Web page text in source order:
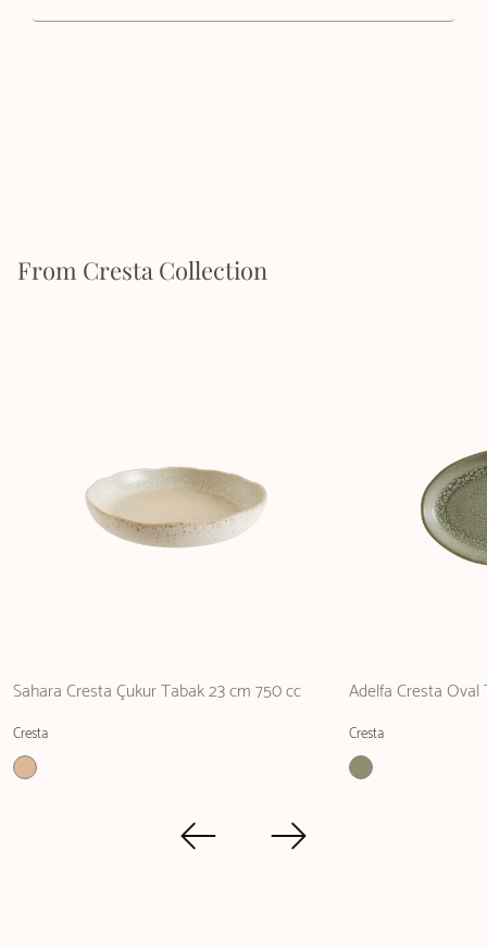
From Cresta Collection
Sahara Cresta Çukur Tabak 23 cm 750 cc
Cresta
Adelfa Cresta Oval
Cresta